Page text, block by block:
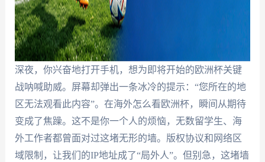
深夜，你兴奋地打开手机，想为即将开始的欧洲杯关键
战呐喊助威。屏幕却弹出一条冰冷的提示：“您所在的地
区无法观看此内容”。在海外怎么看欧洲杯，瞬间从期待
变成了焦躁。这不是你一个人的烦恼，无数留学生、海
外工作者都曾面对过这堵无形的墙。版权协议和网络区
域限制，让我们的IP地址成了“局外人”。但别急，这堵墙